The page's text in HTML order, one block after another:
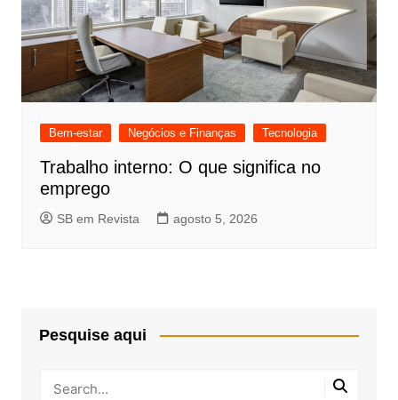
Bem-estar Negócios e Finanças Tecnologia
Trabalho interno: O que significa no
emprego
SB em Revista agosto 5, 2026
Pesquise aqui